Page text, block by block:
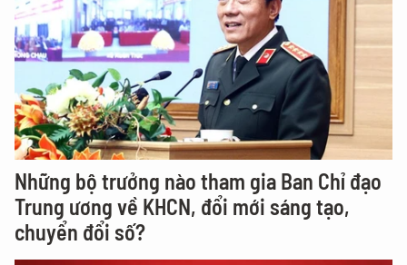
Những bộ trưởng nào tham gia Ban Chỉ đạo
Trung ương về KHCN, đổi mới sáng tạo,
chuyển đổi số?